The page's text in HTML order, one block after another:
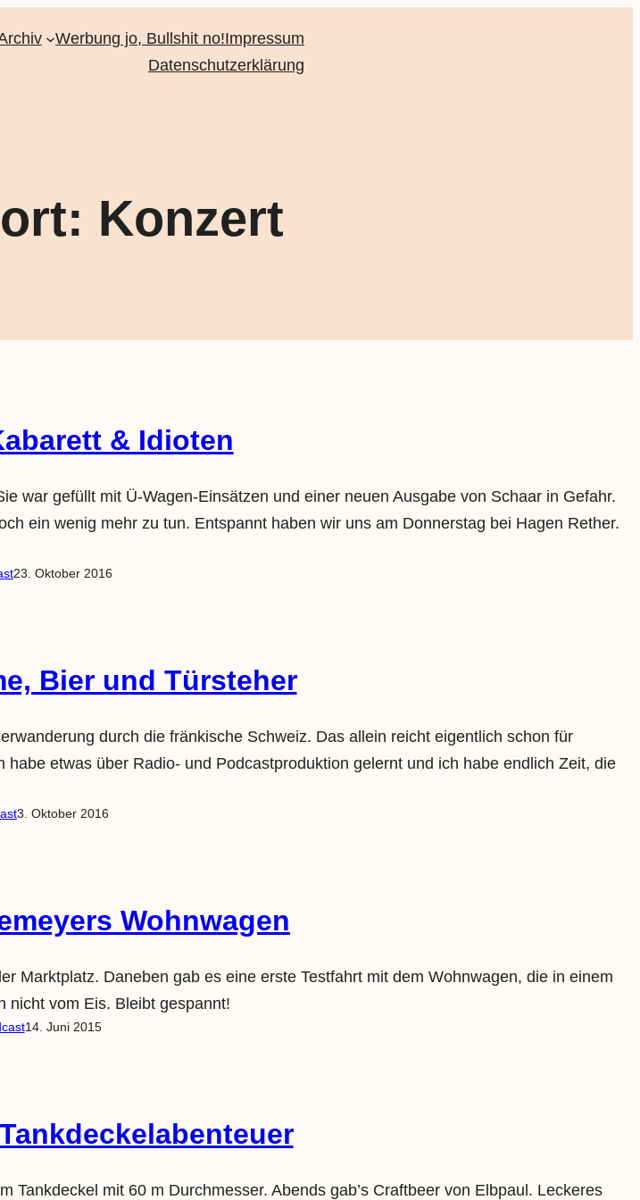
Werbung jo, Bullshit no!Impressum
Datenschutzerklärung
Konzert
& Idioten
war gefüllt mit Ü-Wagen-Einsätzen und einer neuen Ausgabe von Schaar in Gefahr.
ein wenig mehr zu tun. Entspannt haben wir uns am Donnerstag bei Hagen Rether.
23. Oktober 2016
Bier und Türsteher
durch die fränkische Schweiz. Das allein reicht eigentlich schon für
etwas über Radio- und Podcastproduktion gelernt und ich habe endlich Zeit, die
3. Oktober 2016
Wohnwagen
Marktplatz. Daneben gab es eine erste Testfahrt mit dem Wohnwagen, die in einem
nicht vom Eis. Bleibt gespannt!
14. Juni 2015
mit 60 m Durchmesser. Abends gab’s Craftbeer von Elbpaul. Leckeres